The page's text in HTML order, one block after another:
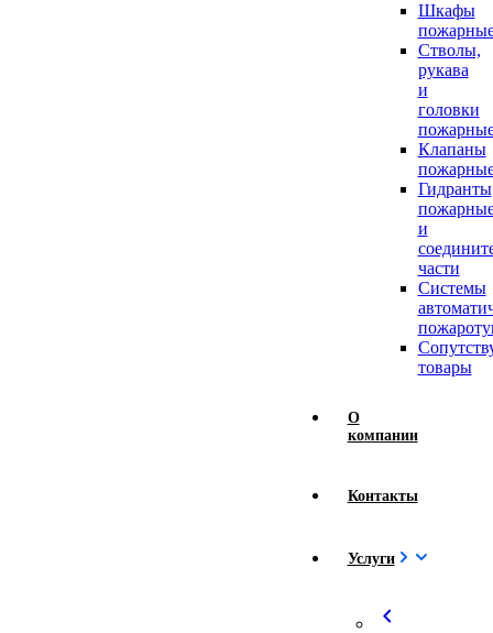
Шкафы
Стволы,
рукава
и
головки
Клапаны
Гидранты
и
части
Системы
товары
О
компании
Контакты
Услуги
chevron_left